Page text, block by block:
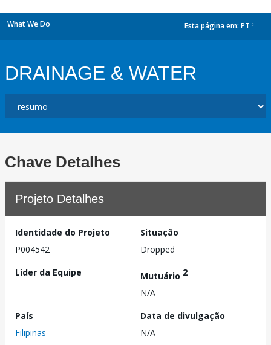
What We Do Esta página em: PT
DRAINAGE & WATER
Chave Detalhes
Projeto Detalhes
Identidade do Projeto
P004542
Situação
Dropped
Líder da Equipe
Mutuário 2
N/A
País
Filipinas
Data de divulgação
N/A